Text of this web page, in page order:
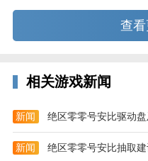
查
相关游戏新闻
新闻 绝区零零号安比驱动
新闻 绝区零零号安比抽取